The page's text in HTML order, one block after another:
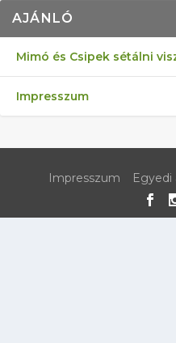
AJÁNLÓ
Mimó és Csipek sétálni
Impresszum
Impresszum